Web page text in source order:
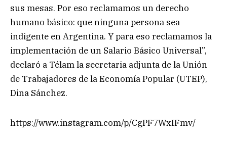
sus mesas. Por eso reclamamos un derecho
humano básico: que ninguna persona sea
indigente en Argentina. Y para eso reclamamos la
implementación de un Salario Básico Universal”,
declaró a Télam la secretaria adjunta de la Unión
de Trabajadores de la Economía Popular (UTEP),
Dina Sánchez.
https://www.instagram.com/p/CgPF7WxIFmv/